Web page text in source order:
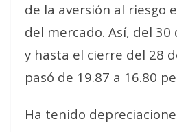
de la aversión al riesgo
del mercado. Así, del 30
y hasta el cierre del 28
pasó de 19.87 a 16.80
Ha tenido